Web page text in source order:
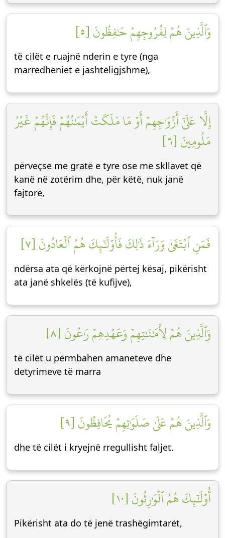
وَٱلَّذِينَ هُمۡ لِفُرُوجِهِمۡ حَٰفِظُونَ [٥]
të cilët e ruajnë nderin e tyre (nga
marrëdhëniet e jashtëligjshme),
إِلَّا عَلَىٰٓ أَزۡوَٰجِهِمۡ أَوۡ مَا مَلَكَتۡ أَيۡمَٰنُهُمۡ فَإِنَّهُمۡ غَيۡرُ
مَلُومِينَ [٦]
përveçse me gratë e tyre ose me skllavet që
kanë në zotërim dhe, për këtë, nuk janë
fajtorë,
فَمَنِ ٱبۡتَغَىٰ وَرَآءَ ذَٰلِكَ فَأُوْلَٰٓئِكَ هُمُ ٱلۡعَادُونَ [٧]
ndërsa ata që kërkojnë përtej kësaj, pikërisht
ata janë shkelës (të kufijve),
وَٱلَّذِينَ هُمۡ لِأَمَٰنَٰتِهِمۡ وَعَهۡدِهِمۡ رَٰعُونَ [٨]
të cilët u përmbahen amaneteve dhe
detyrimeve të marra
وَٱلَّذِينَ هُمۡ عَلَىٰ صَلَوَٰتِهِمۡ يُحَافِظُونَ [٩]
dhe të cilët i kryejnë rregullisht faljet.
أُوْلَٰٓئِكَ هُمُ ٱلۡوَٰرِثُونَ [١٠]
Pikërisht ata do të jenë trashëgimtarët,